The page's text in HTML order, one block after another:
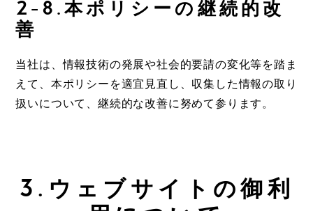
2-8.本ポリシーの継続的改
善
当社は、情報技術の発展や社会的要請の変化等を踏ま
えて、本ポリシーを適宜見直し、収集した情報の取り
扱いについて、継続的な改善に努めて参ります。
3.ウェブサイトの御利